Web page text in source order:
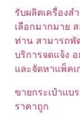
รับผลิตเครื่องส
เลือกมากมาย
ท่าน สามารถพั
บริการจดแจ้ง
และจัดหาแพ็คเ
ขายกระเป๋าแบ
ราคาถูก